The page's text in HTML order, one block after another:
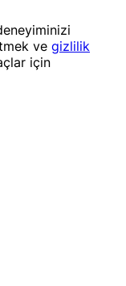
ve gizlilik
için